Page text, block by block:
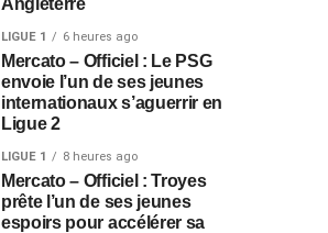
Angleterre
LIGUE 1 6 heures ago
Mercato – Officiel : Le PSG
envoie l’un de ses jeunes
internationaux s’aguerrir en
Ligue 2
LIGUE 1 8 heures ago
Mercato – Officiel : Troyes
prête l’un de ses jeunes
espoirs pour accélérer sa